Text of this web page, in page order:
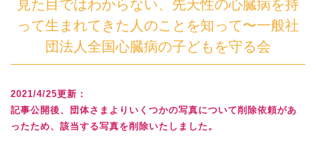
見た目ではわからない、先天性の心臓病を持
って生まれてきた人のことを知って〜一般社
団法人全国心臓病の子どもを守る会
2021/4/25更新：
記事公開後、団体さまよりいくつかの写真について削除依頼があ
ったため、該当する写真を削除いたしました。